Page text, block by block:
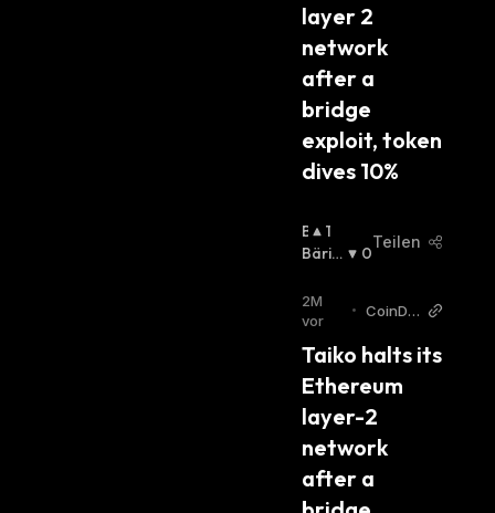
layer 2
network
after a
bridge
exploit, token
dives 10%
B
U
I
S
H
1
Bäris
0
Teilen
2M
vor
• CoinDe
Taiko halts its
Ethereum
layer-2
network
after a